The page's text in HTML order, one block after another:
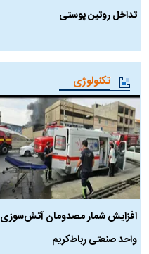
تداخل روتین پوستی
تکنولوژی
افزایش شمار مصدومان آتش‌سوزی
واحد صنعتی رباط‌کریم